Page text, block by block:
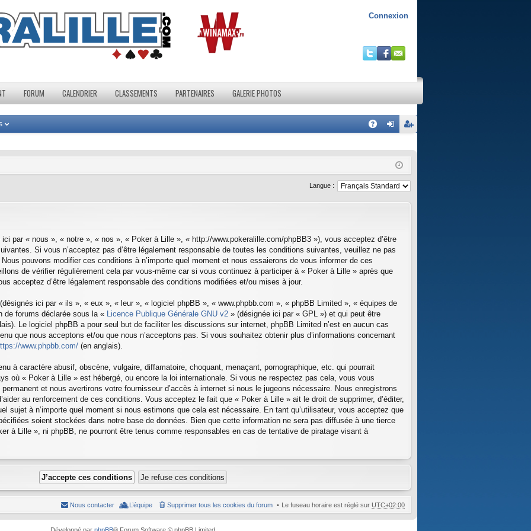
Connexion
FORUM CALENDRIER CLASSEMENTS PARTENAIRES GALERIE PHOTOS
Langue :
par « nous », « notre », « nos », « Poker à Lille », « http://www.pokeralille.com/phpBB3 »), vous acceptez d’être
Si vous n’acceptez pas d’être légalement responsable de toutes les conditions suivantes, veuillez ne pas
pouvons modifier ces conditions à n’importe quel moment et nous essaierons de vous informer de ces
de vérifier régulièrement cela par vous-même car si vous continuez à participer à « Poker à Lille » après que
acceptez d’être légalement responsable des conditions modifiées et/ou mises à jour.
ici par « ils », « eux », « leur », « logiciel phpBB », « www.phpbb.com », « phpBB Limited », « équipes de
de forums déclarée sous la « Licence Publique Générale GNU v2 » (désignée ici par « GPL ») et qui peut être
Le logiciel phpBB a pour seul but de faciliter les discussions sur internet, phpBB Limited n’est en aucun cas
que nous acceptons et/ou que nous n’acceptons pas. Si vous souhaitez obtenir plus d’informations concernant
www.phpbb.com/ (en anglais).
à caractère abusif, obscène, vulgaire, diffamatoire, choquant, menaçant, pornographique, etc. qui pourrait
où « Poker à Lille » est hébergé, ou encore la loi internationale. Si vous ne respectez pas cela, vous vous
et nous avertirons votre fournisseur d’accès à internet si nous le jugeons nécessaire. Nous enregistrons
au renforcement de ces conditions. Vous acceptez le fait que « Poker à Lille » ait le droit de supprimer, d’éditer,
sujet à n’importe quel moment si nous estimons que cela est nécessaire. En tant qu’utilisateur, vous acceptez que
soient stockées dans notre base de données. Bien que cette information ne sera pas diffusée à une tierce
à Lille », ni phpBB, ne pourront être tenus comme responsables en cas de tentative de piratage visant à
Le fuseau horaire est réglé sur UTC+02:00
Supprimer tous les cookies du forum
L’équipe
Nous contacter